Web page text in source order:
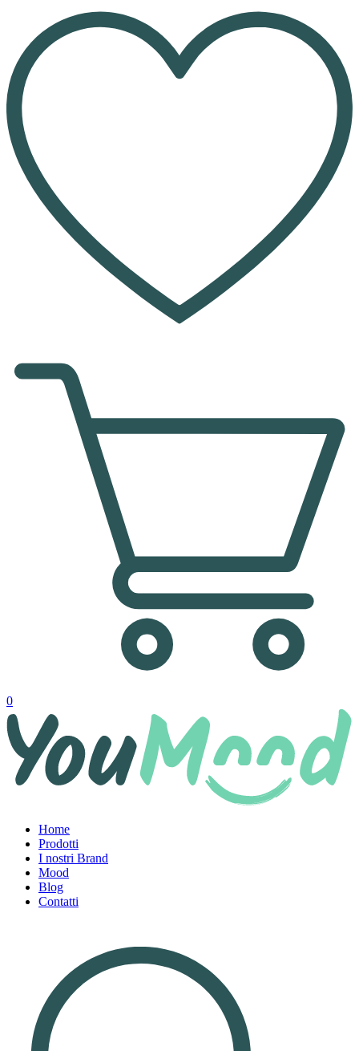
0
Home
Prodotti
I nostri Brand
Mood
Blog
Contatti